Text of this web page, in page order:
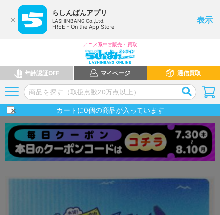
らしんばんアプリ
LASHINBANG Co.,Ltd.
FREE - On the App Store
表示
アニメ系中古販売・買取
年齢認証OFF マイページ 通信買取
カートに0個の商品が入っています